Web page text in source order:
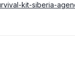
kit-siberia-